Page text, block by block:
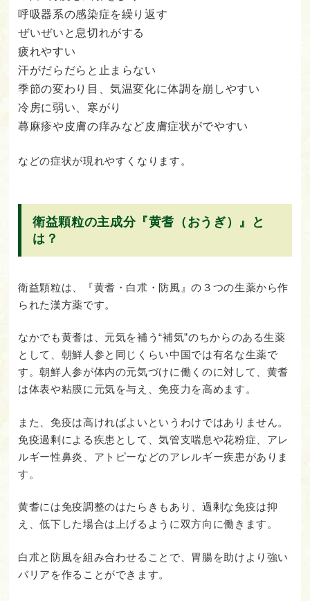
呼吸器系の感染症を繰り返す
ぜいぜいと息切れがする
疲れやすい
汗がだらだらと止まらない
季節の変わり目、気温変化に体調を崩しやすい
冷房に弱い、寒がり
蕁麻疹や皮膚の痒みなど皮膚症状がでやすい
などの症状が現れやすくなります。
衛益顆粒の主成分『黄耆（おうぎ）』と
は？
衛益顆粒は、『黄耆・白朮・防風』の３つの生薬から作
られた漢方薬です。
なかでも黄耆は、元気を補う“補気”のちからのある生薬
として、朝鮮人参と同じくらい中国では有名な生薬で
す。朝鮮人参が体内の元気づけに働くのに対して、黄耆
は体表や粘膜に元気を与え、免疫力を高めます。
また、免疫は高ければよいというわけではありません。
免疫過剰による疾患として、気管支喘息や花粉症、アレ
ルギー性鼻炎、アトピーなどのアレルギー疾患がありま
す。
黄耆には免疫調整のはたらきもあり、過剰な免疫は抑
え、低下した場合は上げるように双方向に働きます。
白朮と防風を組み合わせることで、胃腸を助けより強い
バリアを作ることができます。